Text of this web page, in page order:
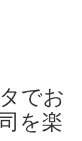
でお
を楽